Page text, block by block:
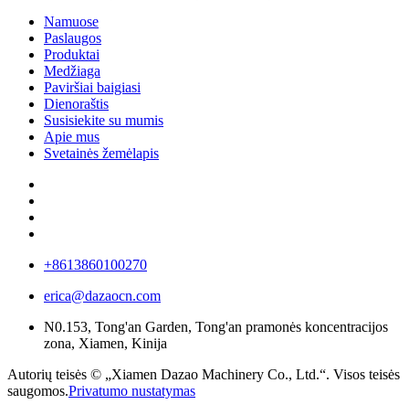
Namuose
Paslaugos
Produktai
Medžiaga
Paviršiai baigiasi
Dienoraštis
Susisiekite su mumis
Apie mus
Svetainės žemėlapis
+8613860100270
erica@dazaocn.com
N0.153, Tong'an Garden, Tong'an pramonės koncentracijos
zona, Xiamen, Kinija
Autorių teisės © „Xiamen Dazao Machinery Co., Ltd.“. Visos teisės
saugomos.Privatumo nustatymas